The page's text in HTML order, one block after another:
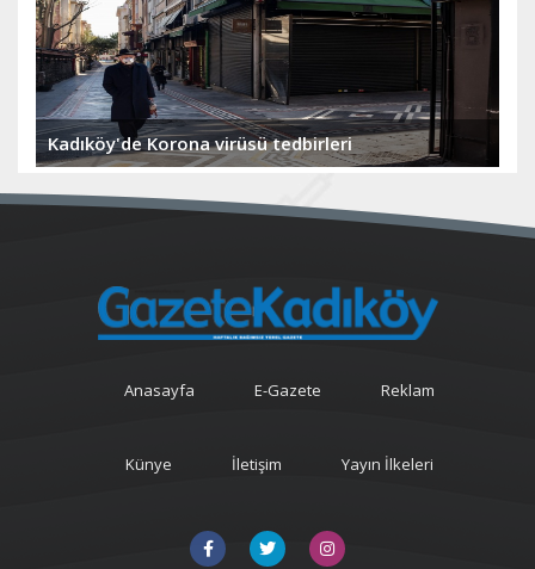
Kadıköy'de Korona virüsü tedbirleri
Anasayfa E-Gazete Reklam
Künye İletişim Yayın İlkeleri